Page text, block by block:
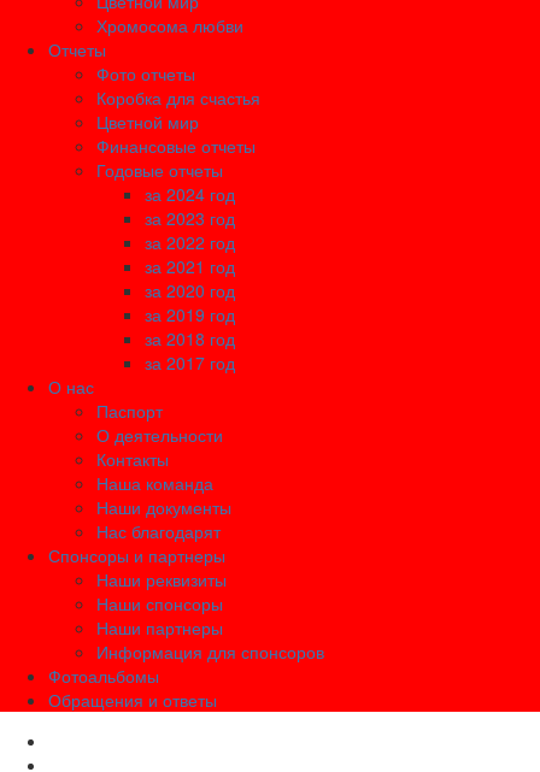
Хромосома любви
Отчеты
Фото отчеты
Коробка для счастья
Цветной мир
Финансовые отчеты
Годовые отчеты
за 2024 год
за 2023 год
за 2022 год
за 2021 год
за 2020 год
за 2019 год
за 2018 год
за 2017 год
О нас
Паспорт
О деятельности
Контакты
Наша команда
Наши документы
Нас благодарят
Спонсоры и партнеры
Наши реквизиты
Наши спонсоры
Наши партнеры
Информация для спонсоров
Фотоальбомы
Обращения и ответы